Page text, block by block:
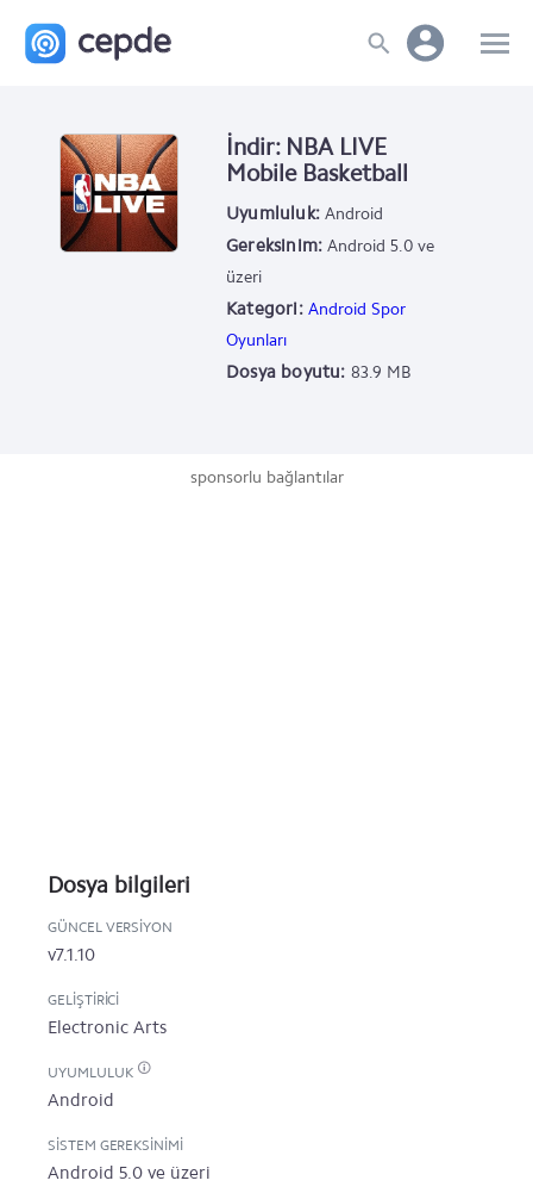
İndir: NBA LIVE
Mobile Basketball
Uyumluluk: Android
Gereksinim: Android 5.0 ve
üzeri
Kategori: Android Spor
Oyunları
Dosya boyutu: 83.9 MB
sponsorlu bağlantılar
Dosya bilgileri
GÜNCEL VERSIYON
v7.1.10
GELIŞTIRICI
Electronic Arts
UYUMLULUK
Android
SISTEM GEREKSINIMI
Android 5.0 ve üzeri